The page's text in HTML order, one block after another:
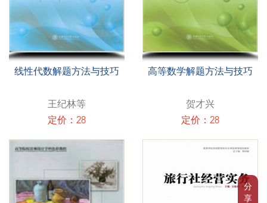
分
享
线性代数解题方法与技巧
王纪林等
定价：28
高等数学解题方法与技巧
贺才兴
定价：28